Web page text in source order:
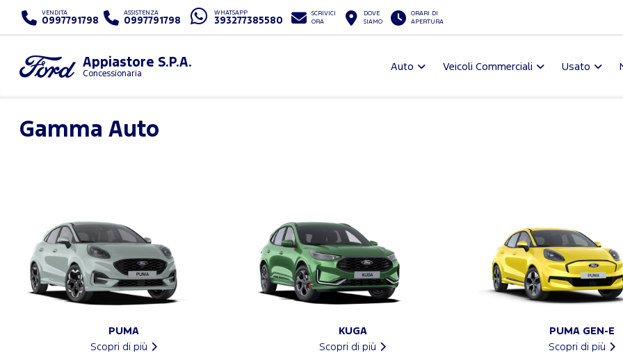
VENDITA
0997791798
ASSISTENZA
0997791798
WHATSAPP
393277385580
SCRIVICI
ORA
DOVE
SIAMO
ORARI DI
APERTURA
Appiastore S.P.A.
Concessionaria
Auto Veicoli Commerciali Usato
Gamma Auto
PUMA
Scopri di più
KUGA
Scopri di più
PUMA GEN-E
Scopri di più